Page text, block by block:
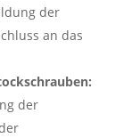
der
an das
der